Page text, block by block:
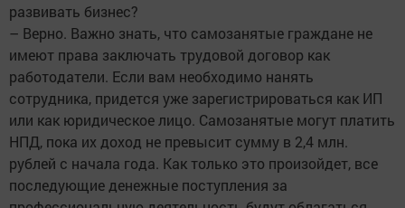
развивать бизнес?
– Верно. Важно знать, что самозанятые граждане не
имеют права заключать трудовой договор как
работодатели. Если вам необходимо нанять
сотрудника, придется уже зарегистрироваться как ИП
или как юридическое лицо. Самозанятые могут платить
НПД, пока их доход не превысит сумму в 2,4 млн.
рублей с начала года. Как только это произойдет, все
последующие денежные поступления за